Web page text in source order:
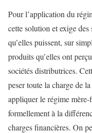
Pour l’application du
cette solution et exige
qu’elles puissent, sur
produits qu’elles ont
sociétés distributrices.
peser toute la charge de
appliquer le régime
formellement à la
charges financières. On